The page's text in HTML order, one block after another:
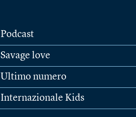
Podcast
Savage love
Ultimo numero
Internazionale Kids